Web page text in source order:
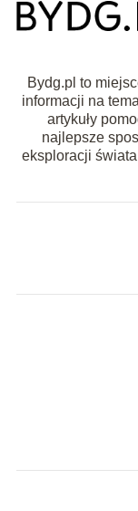
Bydg.pl to
informacji na
artykuły
najlepsze
eksploracji